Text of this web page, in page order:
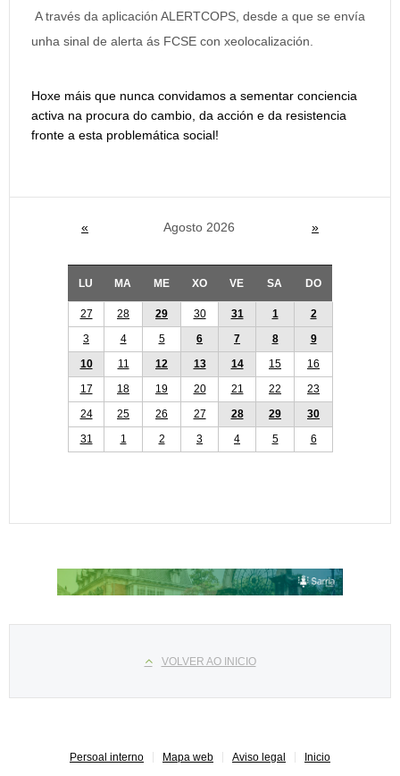
A través da aplicación ALERTCOPS, desde a que se envía
unha sinal de alerta ás FCSE con xeolocalización.
Hoxe máis que nunca convidamos a sementar conciencia
activa na procura do cambio, da acción e da resistencia
fronte a esta problemática social!
« Agosto 2026 »
LU MA ME XO VE SA DO
27 28 29 30 31 1
2
3
4 5 6 7 8
9
10
11 12 13 14 15
16
17
18 19 20 21 22
23
24
25 26 27 28 29
30
31
1 2 3 4 5 6
VOLVER AO INICIO
Persoal interno Mapa web Aviso legal Inicio